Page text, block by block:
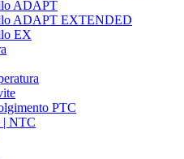
ADAPT
ADAPT EXTENDED
EX
PTC
| NTC